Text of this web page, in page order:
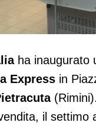
un
ha inaugurato
Express in
il settimo